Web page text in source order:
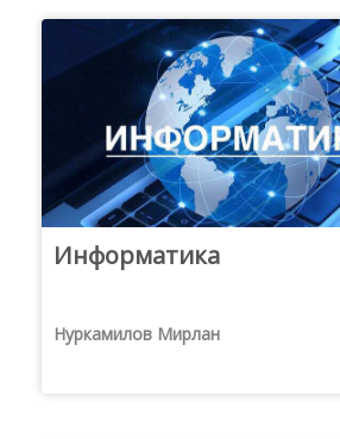
Информатика
Нуркамилов Мирлан